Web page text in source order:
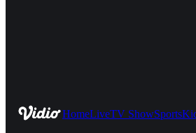
HomeLiveTV ShowSports